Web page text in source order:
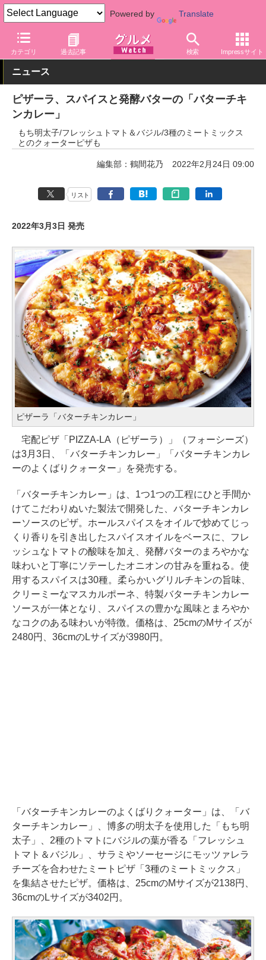
Powered by Translate
カテゴリ 過去記事 検索 Impressサイト
グルメ Watch 店舗 ピザーラ
ニュース
ピザーラ、スパイスと発酵バターの「バターチキ
ンカレー」
もち明太子/フレッシュトマト＆バジル/3種のミートミックス
とのクォーターピザも
編集部：鶴間花乃 2022年2月24日 09:00
リスト
2022年3月3日 発売
ピザーラ「バターチキンカレー」
宅配ピザ「PIZZA-LA（ピザーラ）」（フォーシーズ）
は3月3日、「バターチキンカレー」「バターチキンカレ
ーのよくばりクォーター」を発売する。
「バターチキンカレー」は、1つ1つの工程にひと手間か
けてこだわりぬいた製法で開発した、バターチキンカレ
ーソースのピザ。ホールスパイスをオイルで炒めてじっ
くり香りを引き出したスパイスオイルをベースに、フレ
ッシュなトマトの酸味を加え、発酵バターのまろやかな
味わいと丁寧にソテーしたオニオンの甘みを重ねる。使
用するスパイスは30種。柔らかいグリルチキンの旨味、
クリーミーなマスカルポーネ、特製バターチキンカレー
ソースが一体となり、スパイスの豊かな風味とまろやか
なコクのある味わいが特徴。価格は、25cmのMサイズが
2480円、36cmのLサイズが3980円。
「バターチキンカレーのよくばりクォーター」は、「バ
ターチキンカレー」、博多の明太子を使用した「もち明
太子」、2種のトマトにバジルの葉が香る「フレッシュ
トマト＆バジル」、サラミやソーセージにモッツァレラ
チーズを合わせたミートピザ「3種のミートミックス」
を集結させたピザ。価格は、25cmのMサイズが2138円、
36cmのLサイズが3402円。